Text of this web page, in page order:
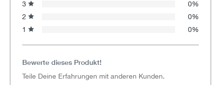
3
0%
2
0%
1
0%
Bewerte dieses Produkt!
Teile Deine Erfahrungen mit anderen Kunden.